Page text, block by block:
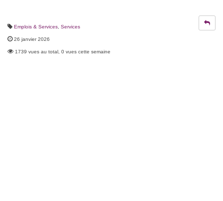
Emplois & Services Services
26 janvier 2026
1739 vues au total, 0 vues cette semaine